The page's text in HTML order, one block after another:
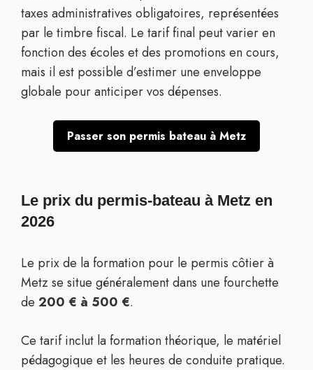
taxes administratives obligatoires, représentées
par le timbre fiscal. Le tarif final peut varier en
fonction des écoles et des promotions en cours,
mais il est possible d’estimer une enveloppe
globale pour anticiper vos dépenses.
Passer son permis bateau à Metz
Le prix du permis-bateau à Metz en
2026
Le prix de la formation pour le permis côtier à
Metz se situe généralement dans une fourchette
de 200 € à 500 €.
Ce tarif inclut la formation théorique, le matériel
pédagogique et les heures de conduite pratique.